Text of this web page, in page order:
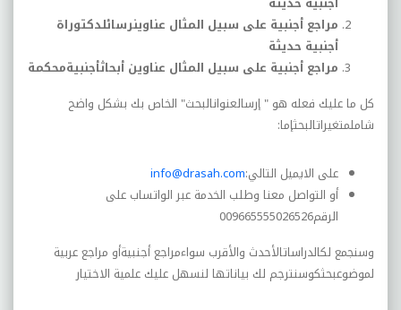
مراجع أجنبية على سبيل المثال عناوينرسائلدكتوراة
أجنبية حديثة
مراجع أجنبية على سبيل المثال عناوين أبحاثأجنبيةمحكمة
كل ما عليك فعله هو " إرسالعنوانالبحث" الخاص بك بشكل واضح
شاملمتغيراتالبحثإما:
على الايميل التالي:
info@drasah.com
أو التواصل معنا وطلب الخدمة عبر الواتساب على
الرقم009665555026526
وسنجمع لكالدراساتالأحدث والأقرب سواءمراجع أجنبيةأو مراجع عربية
لموضوعبحثكوسنترجم لك بياناتها لنسهل عليك علمية الاختيار